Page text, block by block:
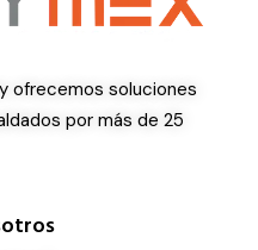
ofrecemos soluciones
por más de 25